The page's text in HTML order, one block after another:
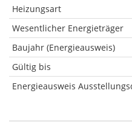
Heizungsart
Wesentlicher Energieträger
Baujahr (Energieausweis)
Gültig bis
Energieausweis